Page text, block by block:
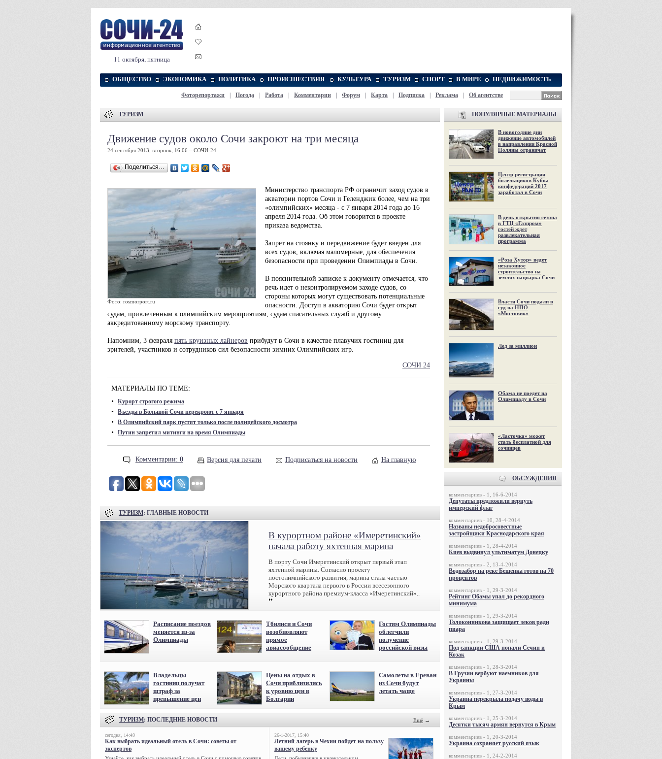
11 октября, пятница
ОБЩЕСТВО ЭКОНОМИКА ПОЛИТИКА ПРОИСШЕСТВИЯ КУЛЬТУРА ТУРИЗМ СПОРТ В МИРЕ НЕДВИЖИМОСТЬ
Фоторепортажи Погода Работа Комментарии Форум Карта Подписка Реклама Об агентстве
ТУРИЗМ
Движение судов около Сочи закроют на три месяца
24 сентября 2013, вторник, 16:06 – СОЧИ-24
Поделиться…
Фото: rosmorport.ru
Министерство транспорта РФ ограничит заход судов в
акватории портов Сочи и Геленджик более, чем на три
«олимпийских» месяца - с 7 января 2014 года до 16
апреля 2014 года. Об этом говорится в проекте
приказа ведомства.
Запрет на стоянку и передвижение будет введен для
всех судов, включая маломерные, для обеспечения
безопасности при проведении Олимпиады в Сочи.
В пояснительной записке к документу отмечается, что
речь идет о неконтролируемом заходе судов, со
стороны которых могут существовать потенциальные
опасности. Доступ в акваторию Сочи будет открыт
судам, привлеченным к олимпийским мероприятиям, судам спасательных служб и другому
аккредитованному морскому транспорту.
Напомним, 3 февраля пять круизных лайнеров прибудут в Сочи в качестве плавучих гостиниц для
зрителей, участников и сотрудников сил безопасности зимних Олимпийских игр.
СОЧИ 24
МАТЕРИАЛЫ ПО ТЕМЕ:
• Курорт строгого режима
• Въезды в Большой Сочи перекроют с 7 января
• В Олимпийский парк пустят только после полицейского досмотра
• Путин запретил митинги на время Олимпиады
Комментарии: 0 Версия для печати Подписаться на новости На главную
ТУРИЗМ: ГЛАВНЫЕ НОВОСТИ
В курортном районе «Имеретинский»
начала работу яхтенная марина
В порту Сочи Имеретинский открыт первый этап
яхтенной марины. Согласно проекту
постолимпийского развития, марина стала частью
Морского квартала первого в России всесезонного
курортного района премиум-класса «Имеретинский»..
Расписание поездов
меняется из-за
Олимпиады
Тбилиси и Сочи
возобновляют
прямое
авиасообщение
Гостям Олимпиады
облегчили
получение
российской визы
Владельцы
гостиниц получат
штраф за
превышение цен
Цены на отдых в
Сочи приблизились
к уровню цен в
Болгарии
Самолеты в Ереван
из Сочи будут
летать чаще
ТУРИЗМ: ПОСЛЕДНИЕ НОВОСТИ Ещё →
сегодня, 14:49
Как выбрать идеальный отель в Сочи: советы от
экспертов
26-1-2017, 15:40
Летний лагерь в Чехии пойдет на пользу
вашему ребенку
ПОПУЛЯРНЫЕ МАТЕРИАЛЫ
В новогодние дни
движение автомобилей
в направлении Красной
Поляны ограничат
Центр регистрации
болельщиков Кубка
конфедераций 2017
заработал в Сочи
В день открытия сезона
в ГТЦ «Газпром»
гостей ждет
развлекательная
программа
«Роза Хутор» ведет
незаконное
строительство на
землях нацпарка Сочи
Власти Сочи подали в
суд на НПО
«Мостовик»
Лед за миллион
Обама не поедет на
Олимпиаду в Сочи
«Ласточка» может
стать бесплатной для
сочинцев
ОБСУЖДЕНИЯ
комментариев - 1, 16-6-2014
Депутаты предложили вернуть
имперский флаг
комментариев - 10, 28-4-2014
Названы недобросовестные
застройщики Краснодарского края
комментариев - 1, 28-4-2014
Киев выдвинул ультиматум Донецку
комментариев - 2, 13-4-2014
Водозабор на реке Бешенка готов на 70
процентов
комментариев - 1, 29-3-2014
Рейтинг Обамы упал до рекордного
минимума
комментариев - 1, 29-3-2014
Толоконникова защищает зеков ради
пиара
комментариев - 1, 29-3-2014
Под санкции США попали Сечин и
Козак
комментариев - 1, 28-3-2014
В Грузии вербуют наемников для
Украины
комментариев - 1, 27-3-2014
Украина перекрыла подачу воды в
Крым
комментариев - 1, 25-3-2014
Десятки тысяч армян вернутся в Крым
комментариев - 1, 20-3-2014
Украина сохраняет русский язык
комментариев - 1, 24-2-2014